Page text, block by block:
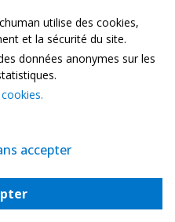
utilise des cookies,
et la sécurité du site.
données anonymes sur les
accepter
Myriam Spiteri Debono (Parti
des représentants (Kamra
suite &agrav...